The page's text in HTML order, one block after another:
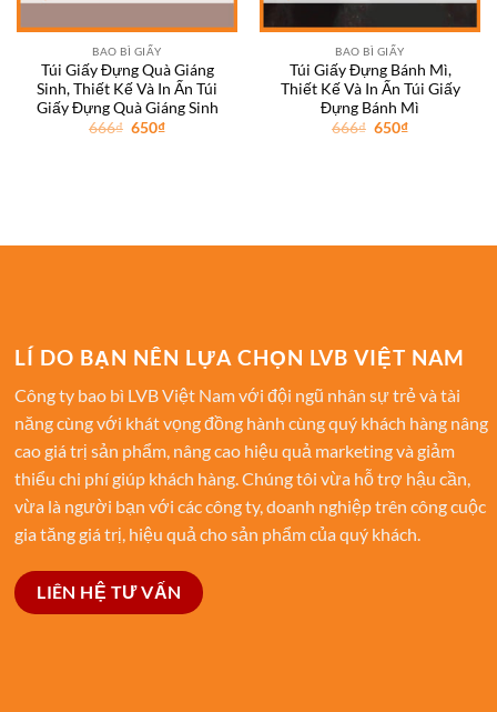
BAO BÌ GIẤY
Túi Giấy Đựng Quà Giáng
Sinh, Thiết Kế Và In Ấn Túi
Giấy Đựng Quà Giáng Sinh
666₫ Giá
650₫Giá
BAO BÌ GIẤY
Túi Giấy Đựng Bánh Mì,
Thiết Kế Và In Ấn Túi Giấy
Đựng Bánh Mì
666₫ Giá
650₫Giá
LÍ DO BẠN NÊN LỰA CHỌN LVB VIỆT NAM
Công ty bao bì LVB Việt Nam với đội ngũ nhân sự trẻ và tài
năng cùng với khát vọng đồng hành cùng quý khách hàng nâng
cao giá trị sản phẩm, nâng cao hiệu quả marketing và giảm
thiểu chi phí giúp khách hàng. Chúng tôi vừa hỗ trợ hậu cần,
vừa là người bạn với các công ty, doanh nghiệp trên công cuộc
gia tăng giá trị, hiệu quả cho sản phẩm của quý khách.
LIÊN HỆ TƯ VẤN